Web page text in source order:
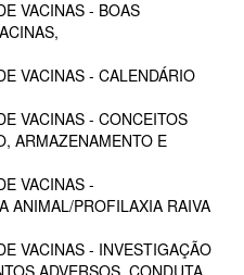
VACINAS - BOAS
VACINAS - CALENDÁRIO
VACINAS - CONCEITOS
ARMAZENAMENTO E
VACINAS -
ANIMAL/PROFILAXIA RAIVA
VACINAS - INVESTIGAÇÃO
ADVERSOS, CONDUTA